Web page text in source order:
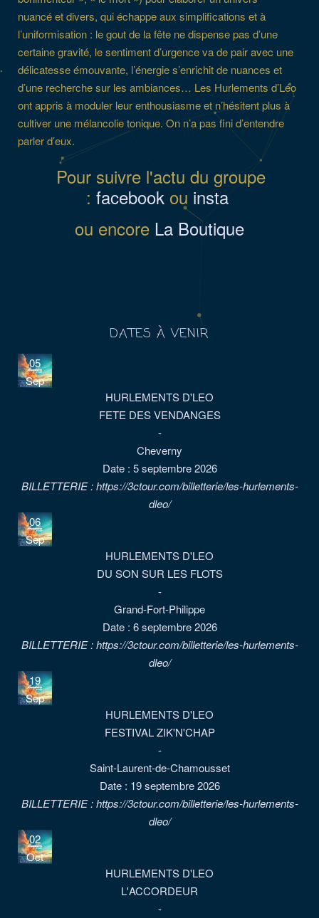
nuancé et divers, qui échappe aux simplifications et à
l’uniformisation : le gout de la fête ne dispense pas d’une
certaine gravité, le sentiment d’urgence va de pair avec une
délicatesse émouvante, l’énergie s’enrichit de nuances et
d’une recherche sur les ambiances… Les Hurlements d’Léo
ont appris à moduler leur enthousiasme et n’hésitent plus à
cultiver une mélancolie tonique. On n’a pas fini d’entendre
parler d’eux.
Pour suivre l'actu du groupe
: facebookou insta
ou encore La Boutique
DATES À VENIR
05
Sep
HURLEMENTS D'LEO
FETE DES VENDANGES
-
Cheverny
Date : 5 septembre 2026
BILLETTERIE : https://3ctour.com/billetterie/les-hurlements-
dleo/
06
Sep
HURLEMENTS D'LEO
DU SON SUR LES FLOTS
-
Grand-Fort-Philippe
Date : 6 septembre 2026
BILLETTERIE : https://3ctour.com/billetterie/les-hurlements-
dleo/
19
Sep
HURLEMENTS D'LEO
FESTIVAL ZIK'N'CHAP
-
Saint-Laurent-de-Chamousset
Date : 19 septembre 2026
BILLETTERIE : https://3ctour.com/billetterie/les-hurlements-
dleo/
02
Oct
HURLEMENTS D'LEO
L'ACCORDEUR
-